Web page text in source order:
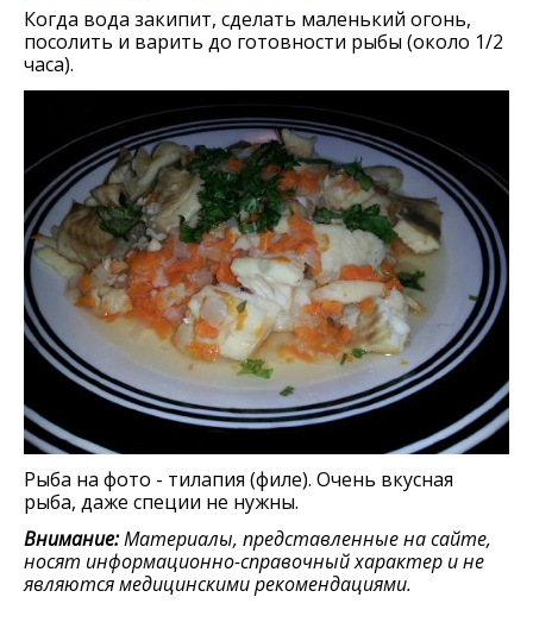
Когда вода закипит, сделать маленький огонь,
посолить и варить до готовности рыбы (около 1/2
часа).
Рыба на фото - тилапия (филе). Очень вкусная
рыба, даже специи не нужны.
Внимание:Материалы, представленные на сайте,
носят информационно-справочный характер и не
являются медицинскими рекомендациями.